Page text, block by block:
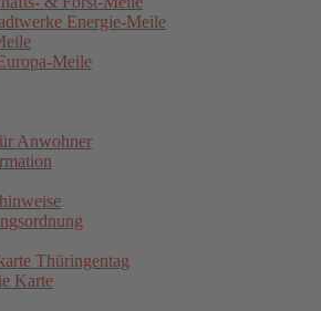
Energie-Meile
Meile
Anwohner
Thüringentag
Karte